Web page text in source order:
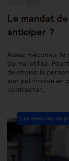
Le mandat
anticiper ?
Assez méconnu,
ou mal utilisé.
de choisir la
son patrimoine en
contracter…
Post
Category:
Les mesures de